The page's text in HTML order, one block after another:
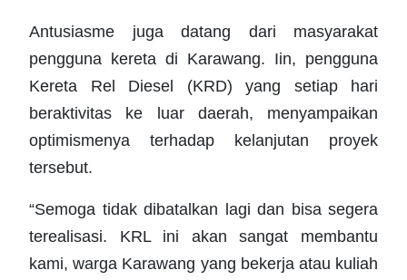
Antusiasme juga datang dari masyarakat
pengguna kereta di Karawang. Iin, pengguna
Kereta Rel Diesel (KRD) yang setiap hari
beraktivitas ke luar daerah, menyampaikan
optimismenya terhadap kelanjutan proyek
tersebut.
“Semoga tidak dibatalkan lagi dan bisa segera
terealisasi. KRL ini akan sangat membantu
kami, warga Karawang yang bekerja atau kuliah